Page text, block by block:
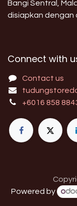
Bangi Sentral,
disiapkan dengan
Connect with
Contact us
+6016 858
Powered by